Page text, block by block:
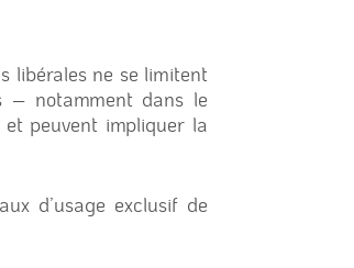
libérales ne se limitent
– notamment dans le
peuvent impliquer la
d’usage exclusif de